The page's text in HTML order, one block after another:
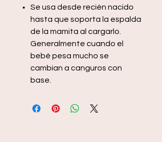
Se usa desde recién nacido
hasta que soporta la espalda
de la mamita al cargarlo.
Generalmente cuando el
bebé pesa mucho se
cambian a canguros con
base.